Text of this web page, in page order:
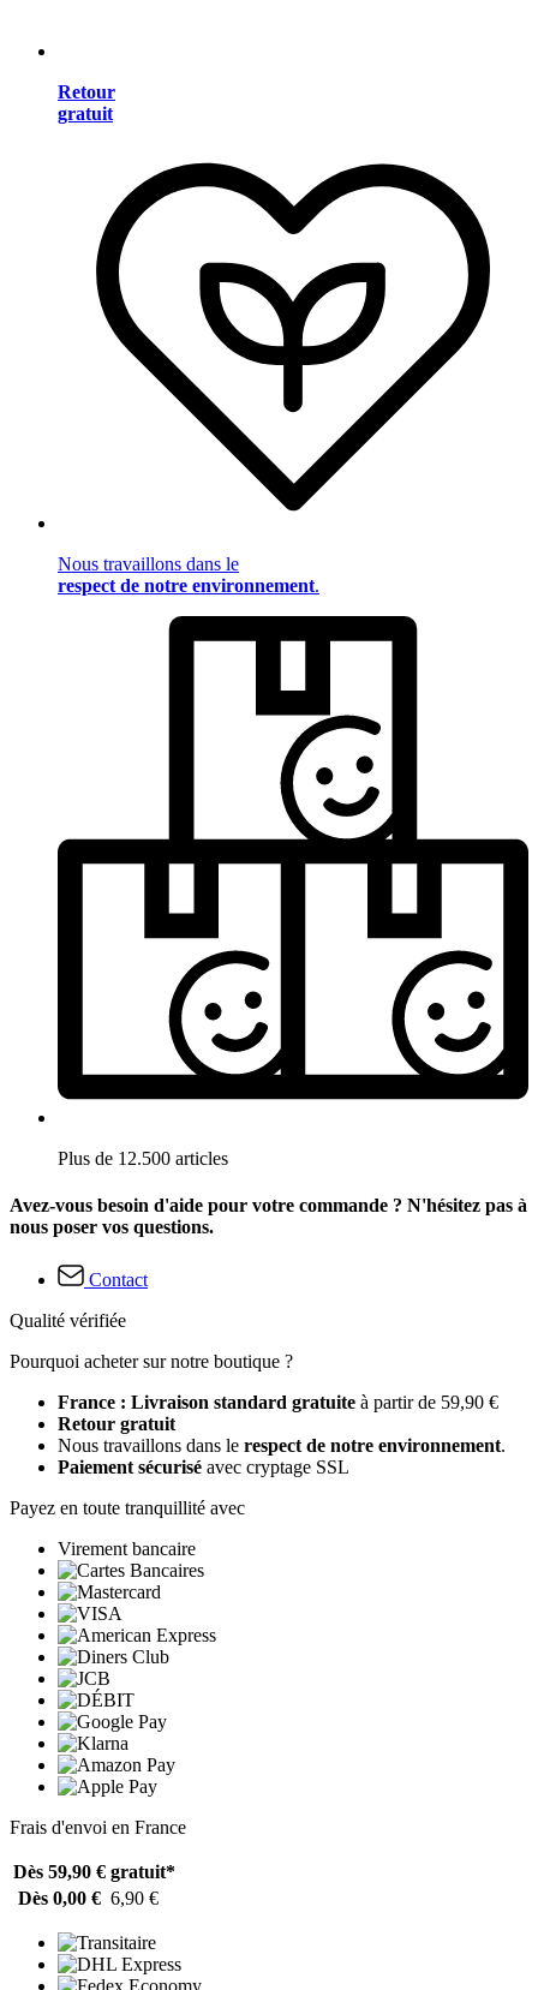
Retour
gratuit
Nous travaillons dans le
respect de notre environnement.
Plus de 12.500 articles
Avez-vous besoin d'aide pour votre commande ? N'hésitez pas à
nous poser vos questions.
Contact
Qualité vérifiée
Pourquoi acheter sur notre boutique ?
France : Livraison standard gratuite à partir de 59,90 €
Retour gratuit
Nous travaillons dans le respect de notre environnement.
Paiement sécurisé avec cryptage SSL
Payez en toute tranquillité avec
Virement bancaire
Frais d'envoi en France
Dès 59,90 € gratuit*
Dès 0,00 € 6,90 €